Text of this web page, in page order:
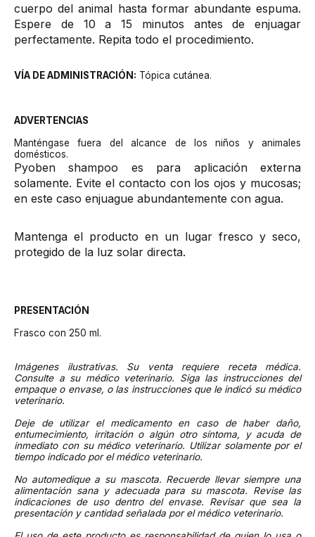
cuerpo del animal hasta formar abundante espuma.
Espere de 10 a 15 minutos antes de enjuagar
perfectamente. Repita todo el procedimiento.
VÍA DE ADMINISTRACIÓN: Tópica cutánea.
ADVERTENCIAS
Manténgase fuera del alcance de los niños y animales
domésticos.
Pyoben shampoo es para aplicación externa
solamente. Evite el contacto con los ojos y mucosas;
en este caso enjuague abundantemente con agua.
Mantenga el producto en un lugar fresco y seco,
protegido de la luz solar directa.
PRESENTACIÓN
Frasco con 250 ml.
Imágenes ilustrativas. Su venta requiere receta médica.
Consulte a su médico veterinario. Siga las instrucciones del
empaque o envase, o las instrucciones que le indicó su médico
veterinario.
Deje de utilizar el medicamento en caso de haber daño,
entumecimiento, irritación o algún otro síntoma, y acuda de
inmediato con su médico veterinario. Utilizar solamente por el
tiempo indicado por el médico veterinario.
No automedique a su mascota. Recuerde llevar siempre una
alimentación sana y adecuada para su mascota. Revise las
indicaciones de uso dentro del envase. Revisar que sea la
presentación y cantidad señalada por el médico veterinario.